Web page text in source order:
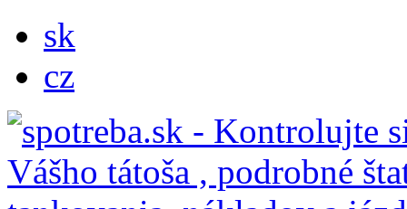
sk
cz